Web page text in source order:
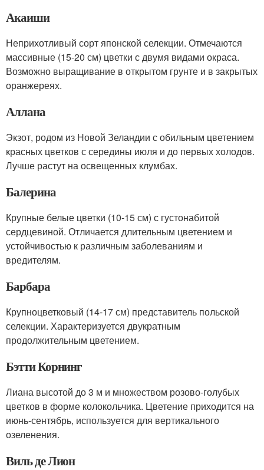
Акаиши
Неприхотливый сорт японской селекции. Отмечаются
массивные (15-20 см) цветки с двумя видами окраса.
Возможно выращивание в открытом грунте и в закрытых
оранжереях.
Аллана
Экзот, родом из Новой Зеландии с обильным цветением
красных цветков с середины июля и до первых холодов.
Лучше растут на освещенных клумбах.
Балерина
Крупные белые цветки (10-15 см) с густонабитой
сердцевиной. Отличается длительным цветением и
устойчивостью к различным заболеваниям и
вредителям.
Барбара
Крупноцветковый (14-17 см) представитель польской
селекции. Характеризуется двукратным
продолжительным цветением.
Бэтти Корнинг
Лиана высотой до 3 м и множеством розово-голубых
цветков в форме колокольчика. Цветение приходится на
июнь-сентябрь, используется для вертикального
озеленения.
Виль де Лион